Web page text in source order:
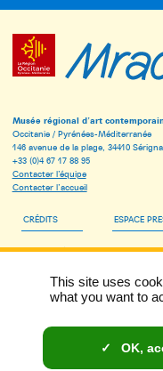
Musée régional d’art
Occitanie / Pyrénées-Méditerranée
146 avenue de la plage, 34410
+33 (0)4 67 17 88 95
Contacter l’équipe
Contacter l’accueil
CRÉDITS ESPACE
ESPACE PÉDAGOGIQUE
INSCRIVEZ-VOUS À LA
DONNÉES PERSONNELLES ET
This site uses
what you want to
OK,